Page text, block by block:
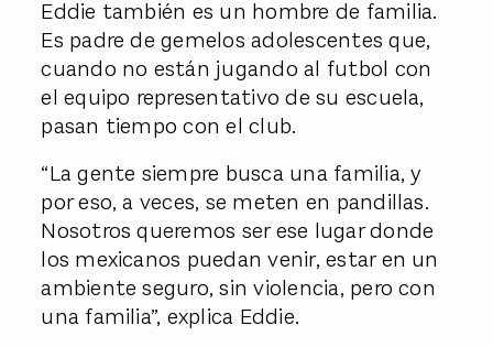
Eddie también es un hombre de familia.
Es padre de gemelos adolescentes que,
cuando no están jugando al futbol con
el equipo representativo de su escuela,
pasan tiempo con el club.
“La gente siempre busca una familia, y
por eso, a veces, se meten en pandillas.
Nosotros queremos ser ese lugar donde
los mexicanos puedan venir, estar en un
ambiente seguro, sin violencia, pero con
una familia”, explica Eddie.